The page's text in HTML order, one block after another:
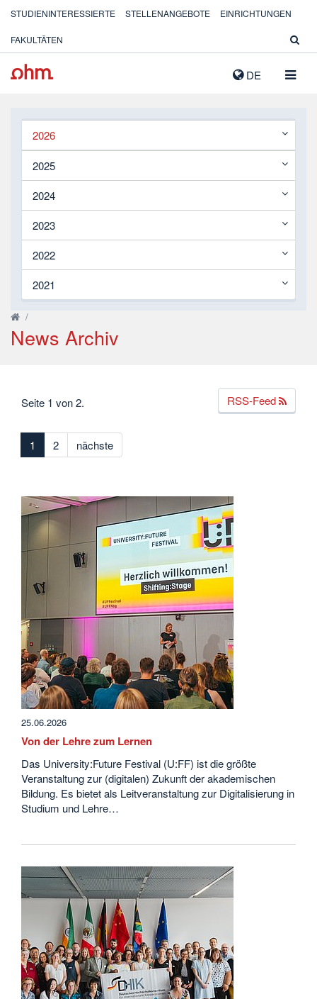
DE
STUDIENINTERESSIERTE STELLENANGEBOTE EINRICHTUNGEN
FAKULTÄTEN
2026
2025
2024
2023
2022
2021
/
News Archiv
RSS-Feed
Seite 1 von 2.
1 2 nächste
25.06.2026
Von der Lehre zum Lernen
Das University:Future Festival (U:FF) ist die größte
Veranstaltung zur (digitalen) Zukunft der akademischen
Bildung. Es bietet als Leitveranstaltung zur Digitalisierung in
Studium und Lehre…